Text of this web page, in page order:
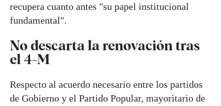
recupera cuanto antes "su papel institucional
fundamental".
No descarta la renovación tras
el 4-M
Respecto al acuerdo necesario entre los partidos
de Gobierno y el Partido Popular, mayoritario de